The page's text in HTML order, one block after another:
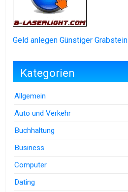
Geld anlegen Günstiger Grabstein
Kategorien
Allgemein
Auto und Verkehr
Buchhaltung
Business
Computer
Dating